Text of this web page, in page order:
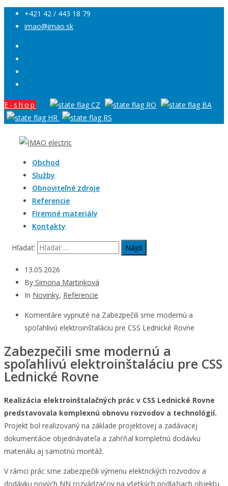
+421 42 / 443 18 79
imao@imao.sk
E-shop
Obchod
Služby
Obnoviteľné zdroje
Referencie
Firemné materiály
Kontakty
Hľadať:
13.05.2026
By Simona Martinková
In Novinky, Referencie
Komentáre vypnuté na Zabezpečili sme modernú a
spoľahlivú elektroinštaláciu pre CSS Lednické Rovne
Zabezpečili sme modernú a
spoľahlivú elektroinštaláciu pre CSS
Lednické Rovne
Realizácia elektroinštalačných prác v CSS Lednické Rovne
predstavovala komplexnú obnovu rozvodov a technológií.
Projekt bol realizovaný na základe projektovej a zadávacej
dokumentácie objednávateľa a zahŕňal kompletnú dodávku
materiálu aj samotnú montáž.
V rámci prác sme zabezpečili výmenu elektrických rozvodov a
dodávku nových NN rozvádzačov na všetkých podlažiach objektu.